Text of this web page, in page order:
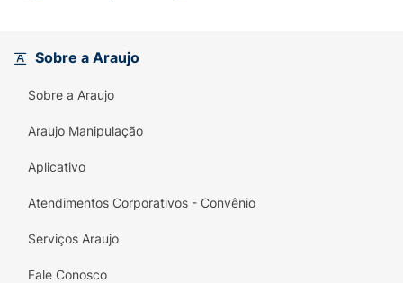
épicas.
Benefícios Diferenciais:
- Proteção antitranspirante por 72h
- Tecnologia Dual Shield
- Evita manchas brancas e amarelas nas
- Fórmula suave e cuidadora
Sobre a Araujo
Sobre a Araujo
Araujo Manipulação
Aplicativo
Atendimentos Corporativos - Convênio
Serviços Araujo
Fale Conosco